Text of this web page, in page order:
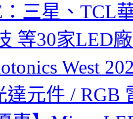
：三星、TCL
等30家LED
West
達元件 / RGB